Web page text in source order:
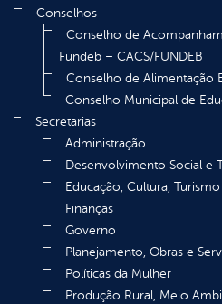
Conselhos
Conselho de
Fundeb – CACS/FUNDEB
Conselho de Alimentação
Conselho Municipal de
Secretarias
Administração
Desenvolvimento Social e
Educação, Cultura,
Finanças
Governo
Planejamento, Obras e
Políticas da Mulher
Produção Rural, Meio